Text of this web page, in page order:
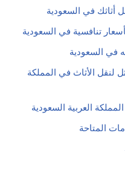
أثاثك في السعودية
تنافسية في السعودية
في السعودية
لنقل الأثاث في المملكة
العربية السعودية
المتاحة